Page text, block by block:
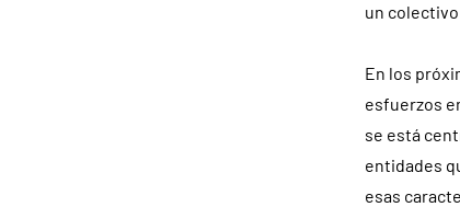
un
En los
esfuerzos
se está
entidades
esas